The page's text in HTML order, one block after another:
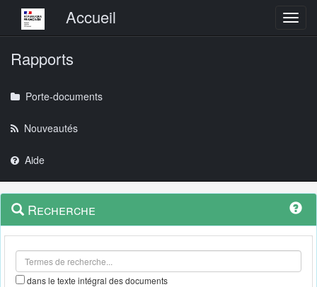
Menu principalAccueil
Rapports
Porte-documents
Nouveautés
Aide
Navigation
outils
Menu
contextuel
Recherche
dans le texte intégral des documents